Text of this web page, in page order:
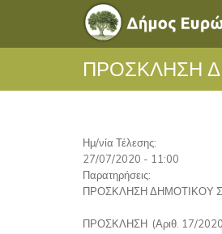
ΠΡΟΣΚΛΗΣΗ
Ημ/νία Τέλεσης:
27/07/2020 - 11:00
Παρατηρήσεις:
ΠΡΟΣΚΛΗΣΗ ΔΗΜΟΤΙΚΟΥ
ΠΡΟΣΚΛΗΣΗ (Αριθ. 17/